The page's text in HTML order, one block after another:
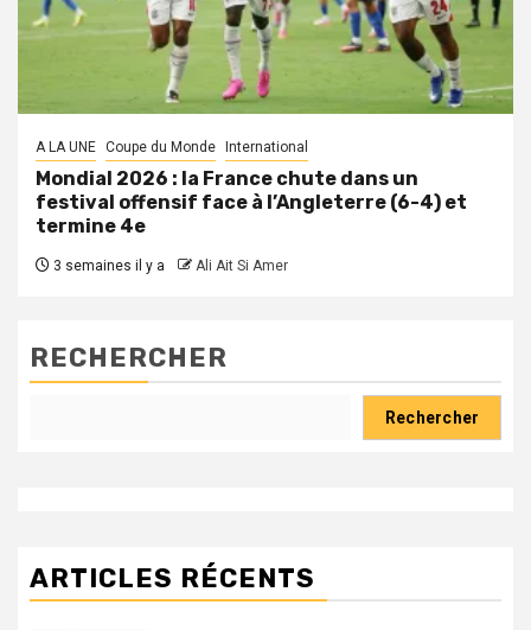
A LA UNE Coupe du Monde International
Mondial 2026 : la France chute dans un
festival offensif face à l’Angleterre (6-4) et
termine 4e
3 semaines il y a Ali Ait Si Amer
RECHERCHER
Rechercher
ARTICLES RÉCENTS